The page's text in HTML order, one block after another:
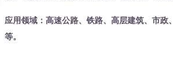
应用领域：高速公路、铁路、高层建筑、市
等。